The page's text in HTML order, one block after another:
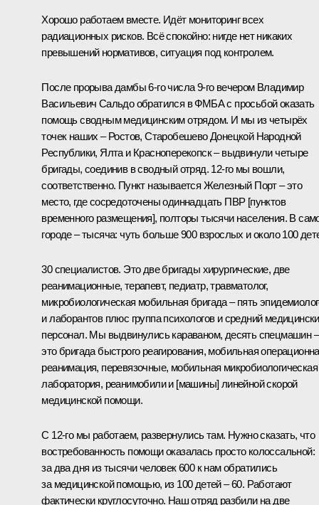
Хорошо работаем вместе. Идёт мониторинг всех
радиационных рисков. Всё спокойно: нигде нет никаких
превышений нормативов, ситуация под контролем.
После прорыва дамбы 6-го числа 9-го вечером Владимир
Васильевич Сальдообратился в ФМБА с просьбой оказать
помощь сводным медицинским отрядом. И мы из четырёх
точек наших – Ростов, Старобешево Донецкой Народной
Республики, Ялта и Красноперекопск – выдвинули четыре
бригады, соединив в сводный отряд. 12-го мы вошли,
соответственно. Пункт называется Железный Порт – это
место, где сосредоточены одиннадцать ПВР [пунктов
временного размещения], полторы тысячи населения. В
городе – тысяча: чуть больше 900 взрослых и около 100
30 специалистов. Это две бригады хирургические, две
реанимационные, терапевт, педиатр, травматолог,
микробиологическая мобильная бригада – пять
и лаборантов плюс группа психологов и средний
персонал. Мы выдвинулись караваном, десять спецмашин –
это бригада быстрого реагирования, мобильная
реанимация, перевязочные, мобильная микробиологическая
лаборатория, реанимобили и [машины] линейной скорой
медицинской помощи.
С 12-го мы работаем, развернулись там. Нужно сказать, что
востребованность помощи оказалась просто колоссальной:
за два дня из тысячи человек 600 к нам обратились
за медицинской помощью, из 100 детей – 60. Работают
фактически круглосуточно. Наш отряд разбили на две